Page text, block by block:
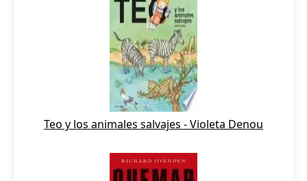
Teo y los animales salvajes - Violeta Denou